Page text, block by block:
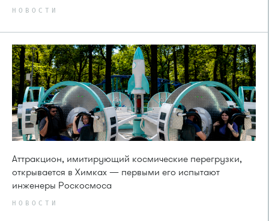
НОВОСТИ
Аттракцион, имитирующий космические перегрузки,
открывается в Химках — первыми его испытают
инженеры Роскосмоса
НОВОСТИ